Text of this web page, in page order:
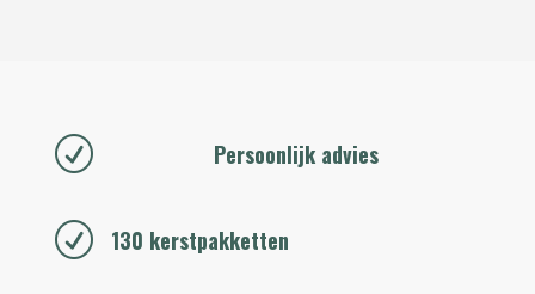
R Persoonlijk advies
R 130 kerstpakketten